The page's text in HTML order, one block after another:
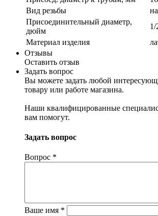
Вид резьбы
Присоединительный диаметр,
дюйм
Материал изделия
Отзывы
Оставить отзыв
Задать вопрос
Вы можете задать любой
товару или работе магазина.
Наши квалифицированные
вам помогут.
Задать вопрос
Вопрос *
Ваше имя *